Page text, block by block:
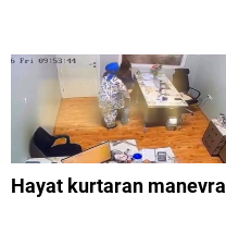
Hayat kurtaran manevra